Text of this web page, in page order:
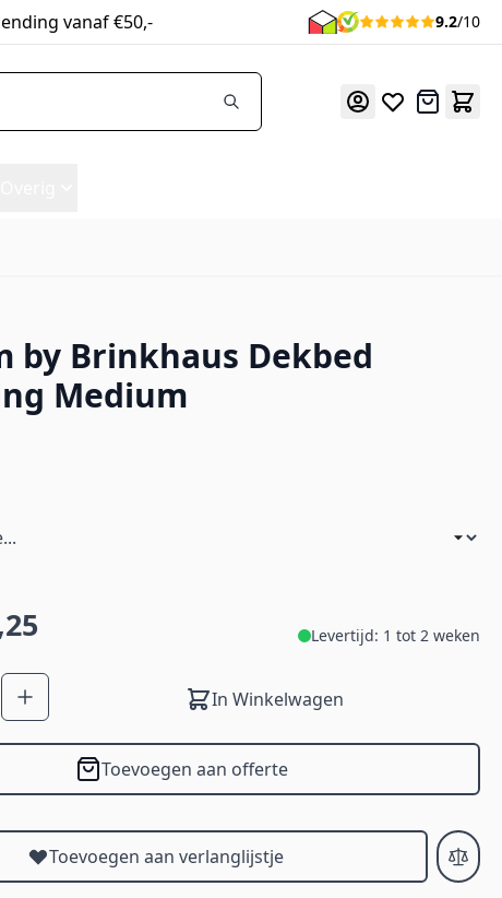
vanaf €50,- 9.2/10
Offerte
by Brinkhaus Dekbed
Medium
Levertijd: 1 tot 2 weken
In Winkelwagen
Toevoegen aan offerte
Toevoegen aan verlanglijstje